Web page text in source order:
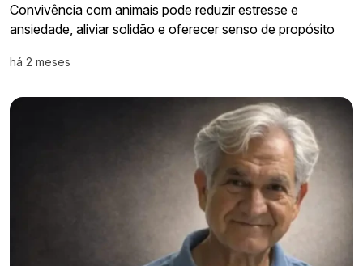
Convivência com animais pode reduzir estresse e
ansiedade, aliviar solidão e oferecer senso de propósito
há 2 meses